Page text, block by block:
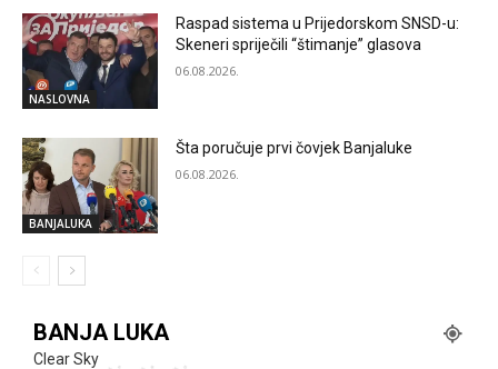
NASLOVNA
Raspad sistema u Prijedorskom SNSD-u:
Skeneri spriječili “štimanje” glasova
06.08.2026.
BANJALUKA
Šta poručuje prvi čovjek Banjaluke
06.08.2026.
BANJA LUKA
Clear Sky